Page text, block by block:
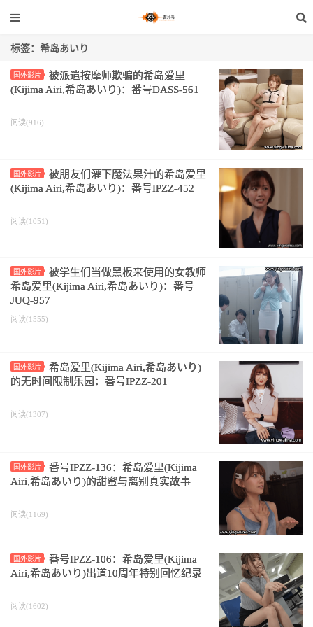
标签：希岛あいり
国外影片
被派遣按摩师欺骗的希岛爱里
(Kijima Airi,希岛あいり)：番号DASS-561
阅读(916)
国外影片
被朋友们灌下魔法果汁的希岛爱里
(Kijima Airi,希岛あいり)：番号IPZZ-452
阅读(1051)
国外影片
被学生们当做黑板来使用的女教师
希岛爱里(Kijima Airi,希岛あいり)：番号
JUQ-957
阅读(1555)
国外影片
希岛爱里(Kijima Airi,希岛あいり)
的无时间限制乐园：番号IPZZ-201
阅读(1307)
国外影片
番号IPZZ-136：希岛爱里(Kijima
Airi,希岛あいり)的甜蜜与离别真实故事
阅读(1169)
国外影片
番号IPZZ-106：希岛爱里(Kijima
Airi,希岛あいり)出道10周年特别回忆纪录
阅读(1602)